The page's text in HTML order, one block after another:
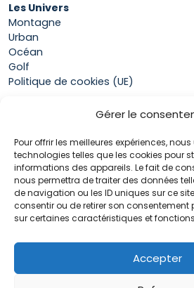
Gérer le
Pour offrir les meilleures expériences,
technologies telles que les cookies pour
informations des appareils. Le fait de
nous permettra de traiter des données
de navigation ou les ID uniques sur ce
consentir ou de retirer son consentement
sur certaines caractéristiques et
Accepter
Les Univers
Montagne
Urban
Océan
Golf
Politique de cookies (UE)
Mon compte
Panier
Conditions générales de vente
La marque Hop & Down
Plan du site